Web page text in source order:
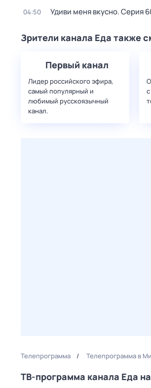
04:50 Удиви меня вкусно. Серия
Зрители канала Еда также
Первый канал
Лидер российского эфира,
самый популярный и
любимый русскоязычный
канал.
Телепрограмма Телепрограмма в
ТВ-программа канала Еда